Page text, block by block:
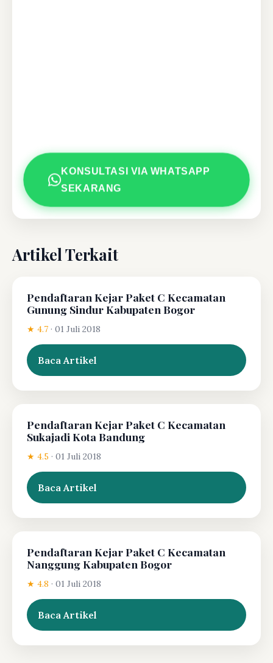
KONSULTASI VIA WHATSAPP
SEKARANG
Artikel Terkait
Pendaftaran Kejar Paket C Kecamatan
Gunung Sindur Kabupaten Bogor
★ 4.7 · 01 Juli 2018
Baca Artikel
Pendaftaran Kejar Paket C Kecamatan
Sukajadi Kota Bandung
★ 4.5 · 01 Juli 2018
Baca Artikel
Pendaftaran Kejar Paket C Kecamatan
Nanggung Kabupaten Bogor
★ 4.8 · 01 Juli 2018
Baca Artikel